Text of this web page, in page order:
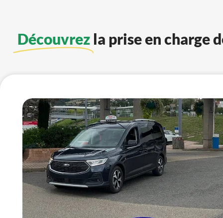
Découvrez la prise en charge